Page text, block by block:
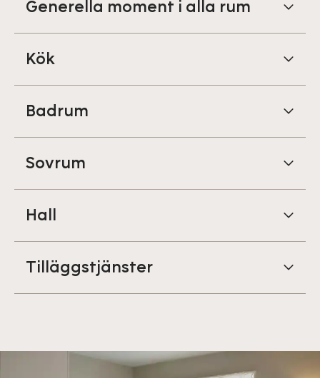
Generella moment i alla rum
Kök
Badrum
Sovrum
Hall
Tilläggstjänster